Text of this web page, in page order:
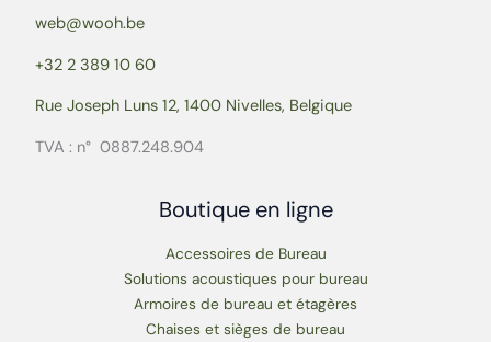
web@wooh.be
+32 2 389 10 60
Rue Joseph Luns 12, 1400 Nivelles, Belgique
TVA : n° 0887.248.904
Boutique en ligne
Accessoires de Bureau
Solutions acoustiques pour bureau
Armoires de bureau et étagères
Chaises et sièges de bureau